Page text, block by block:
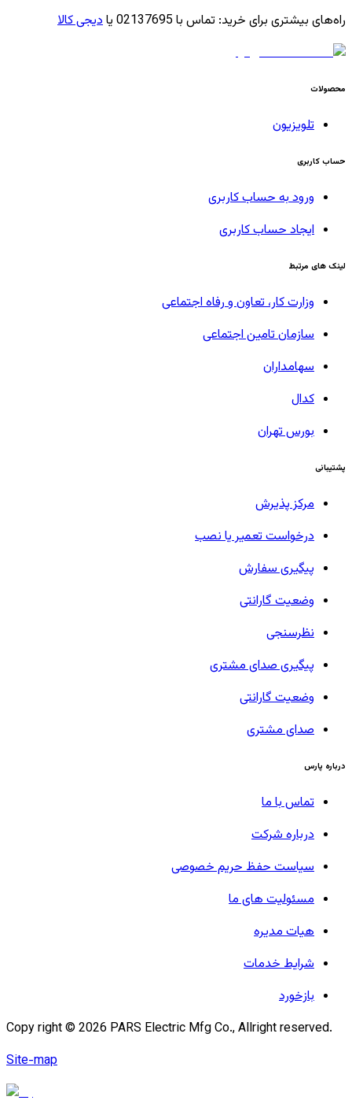
راه‌های بیشتری برای خرید: تماس با 02137695 یا دیجی کالا
محصولات
تلویزیون
حساب کاربری
ورود به حساب کاربری
ایجاد حساب کاربری
لینک های مرتبط
وزارت کار، تعاون و رفاه اجتماعی
سازمان تامین اجتماعی
سهامداران
کدال
بورس تهران
پشتیبانی
مرکز پذیرش
درخواست تعمیر یا نصب
پیگیری سفارش
وضعیت گارانتی
نظرسنجی
پیگیری صدای مشتری
وضعیت گارانتی
صدای مشتری
درباره پارس
تماس با ما
درباره شرکت
سیاست حفظ حریم خصوصی
مسئولیت های ما
هیات مدیره
شرایط خدمات
بازخورد
Copy right © 2026 PARS Electric Mfg Co., Allright reserved.
Site-map